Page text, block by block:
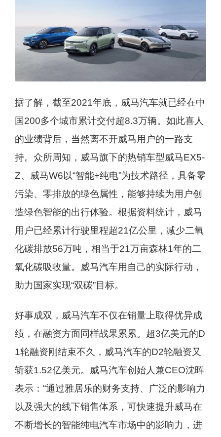
据了解，截至2021年底，威马汽车就已经在中
国200多个城市累计交付超8.3万辆。如此喜人
的业绩背后，当然离不开威马用户的一路支
持。众所周知，威马旗下的热销车型威马EX5-
Z、威马W6以“智能+纯电”为技术路径，具备零
污染、零排放的绿色属性，能够持续为用户创
造绿色智能的出行体验。根据资料统计，威马
用户已经累计行驶里程超21亿公里，减少二氧
化碳排放56万吨，相当于21万亩森林1年的二
氧化碳吸收量。威马汽车用自己的实际行动，
助力国家实现“双碳”目标。
好事成双，威马汽车不仅在销量上取得优异成
绩，在融资方面同样战果累累。超3亿美元的D
1轮融资刚结束不久，威马汽车的D2轮融资又
斩获1.52亿美元。威马汽车创始人兼CEO沈晖
表示：“通过雅居乐的财务支持、广泛的影响力
以及强大的线下销售体系，可快速提升威马在
不断增长的智能纯电汽车市场中的影响力，进